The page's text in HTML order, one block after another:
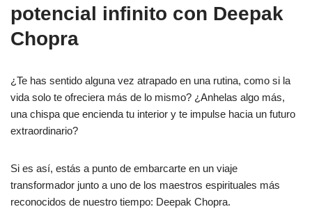
potencial infinito con Deepak
Chopra
¿Te has sentido alguna vez atrapado en una rutina, como si la
vida solo te ofreciera más de lo mismo? ¿Anhelas algo más,
una chispa que encienda tu interior y te impulse hacia un futuro
extraordinario?
Si es así, estás a punto de embarcarte en un viaje
transformador junto a uno de los maestros espirituales más
reconocidos de nuestro tiempo: Deepak Chopra.